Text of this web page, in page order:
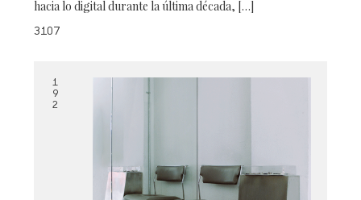
hacia lo digital durante la última década, […]
3107
1
9
2